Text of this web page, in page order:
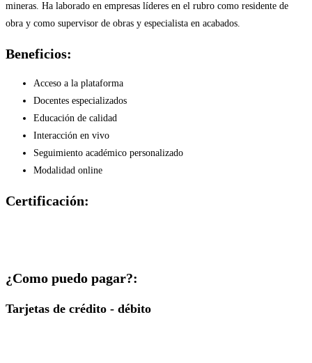
mineras. Ha laborado en empresas líderes en el rubro como residente de
obra y como supervisor de obras y especialista en acabados.
Beneficios:
Acceso a la plataforma
Docentes especializados
Educación de calidad
Interacción en vivo
Seguimiento académico personalizado
Modalidad online
Certificación:
¿Como puedo pagar?:
Tarjetas de crédito - débito